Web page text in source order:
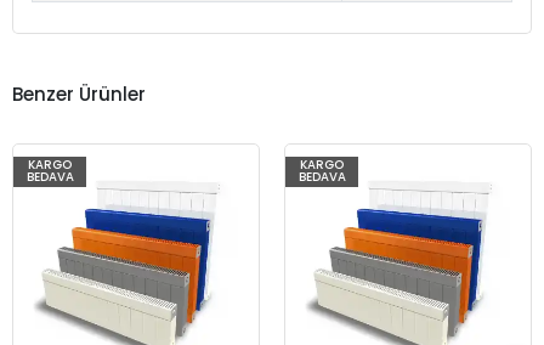
Benzer Ürünler
KARGO
BEDAVA
KARGO
BEDAVA